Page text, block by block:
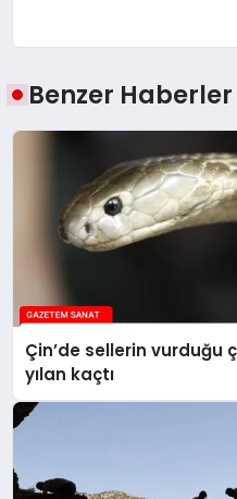
Benzer Haberler
Çin’de sellerin vurduğu
yılan kaçtı